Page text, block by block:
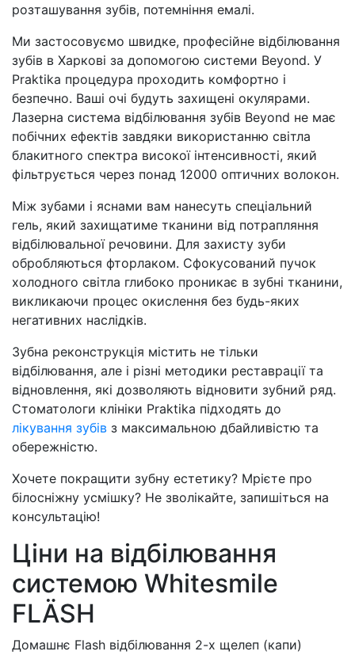
розташування зубів, потемніння емалі.
Ми застосовуємо швидке, професійне відбілювання
зубів в Харкові за допомогою системи Beyond. У
Praktika процедура проходить комфортно і
безпечно. Ваші очі будуть захищені окулярами.
Лазерна система відбілювання зубів Beyond не має
побічних ефектів завдяки використанню світла
блакитного спектра високої інтенсивності, який
фільтрується через понад 12000 оптичних волокон.
Між зубами і яснами вам нанесуть спеціальний
гель, який захищатиме тканини від потрапляння
відбілювальної речовини. Для захисту зуби
обробляються фторлаком. Сфокусований пучок
холодного світла глибоко проникає в зубні тканини,
викликаючи процес окислення без будь-яких
негативних наслідків.
Зубна реконструкція містить не тільки
відбілювання, але і різні методики реставрації та
відновлення, які дозволяють відновити зубний ряд.
Стоматологи клініки Praktika підходять до
лікування зубів з максимальною дбайливістю та
обережністю.
Хочете покращити зубну естетику? Мрієте про
білосніжну усмішку? Не зволікайте, запишіться на
консультацію!
Ціни на відбілювання
системою Whitesmile
FLÄSH
Домашнє Flash відбілювання 2-х щелеп (капи)